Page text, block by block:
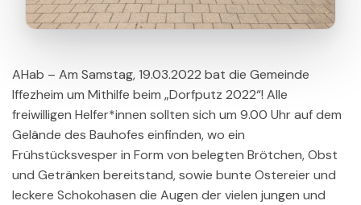
AHab – Am Samstag, 19.03.2022 bat die Gemeinde
Iffezheim um Mithilfe beim „Dorfputz 2022“! Alle
freiwilligen Helfer*innen sollten sich um 9.00 Uhr auf dem
Gelände des Bauhofes einfinden, wo ein
Frühstücksvesper in Form von belegten Brötchen, Obst
und Getränken bereitstand, sowie bunte Ostereier und
leckere Schokohasen die Augen der vielen jungen und